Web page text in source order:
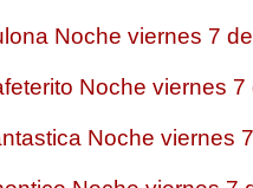
Noche viernes 7
Noche viernes
Noche viernes